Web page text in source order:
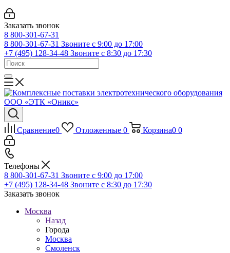
Заказать звонок
8 800-301-67-31
8 800-301-67-31 Звоните с 9:00 до 17:00
+7 (495) 128-34-48 Звоните с 8:30 до 17:30
Сравнение0 Отложенные 0 Корзина0 0
Телефоны
8 800-301-67-31 Звоните с 9:00 до 17:00
+7 (495) 128-34-48 Звоните с 8:30 до 17:30
Заказать звонок
Москва
Назад
Города
Москва
Смоленск